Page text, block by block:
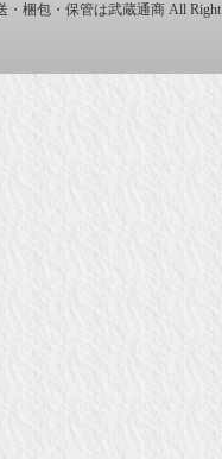
・梱包・保管は武蔵通商 All Right